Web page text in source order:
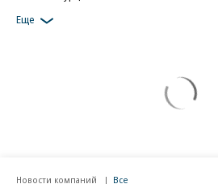
Еще
Новости компаний Все